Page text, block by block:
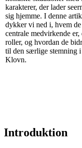
karakterer, der lader
sig hjemme. I denne
dykker vi ned i, hvem de
centrale medvirkende er,
roller, og hvordan de
til den særlige stemning i
Klovn.
Introduktion